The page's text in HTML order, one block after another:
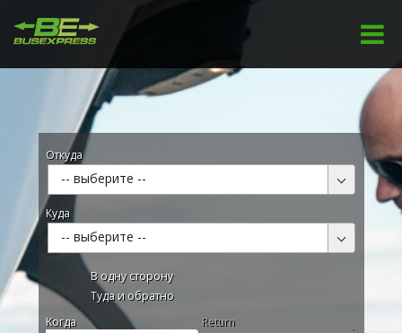
Откуда
-- выберите --
Куда
-- выберите --
В одну сторону
Туда и обратно
Kогда
Return